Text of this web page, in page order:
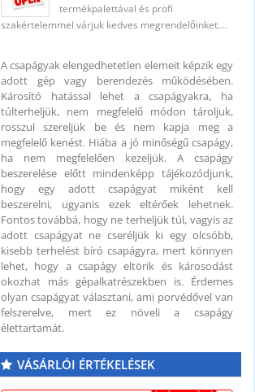
termékpalettával és profi
szakértelemmel várjuk kedves megrendelőinket.…
A csapágyak elengedhetetlen elemeit képzik egy
adott gép vagy berendezés működésében.
Károsító hatással lehet a csapágyakra, ha
túlterheljük, nem megfelelő módon tároljuk,
rosszul szereljük be és nem kapja meg a
megfelelő kenést. Hiába a jó minőségű csapágy,
ha nem megfelelően kezeljük. A csapágy
beszerelése előtt mindenképp tájékozódjunk,
hogy egy adott csapágyat miként kell
beszerelni, ugyanis ezek eltérőek lehetnek.
Fontos továbbá, hogy ne terheljük túl, vagyis az
adott csapágyat ne cseréljük ki egy olcsóbb,
kisebb terhelést bíró csapágyra, mert könnyen
lehet, hogy a csapágy eltörik és károsodást
okozhat más gépalkatrészekben is. Érdemes
olyan csapágyat választani, ami porvédővel van
felszerelve, mert ez növeli a csapágy
élettartamát.
VÁSÁRLÓI ÉRTÉKELÉSEK